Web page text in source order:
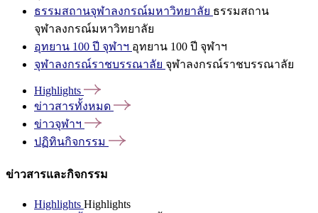
ธรรมสถานจุฬาลงกรณ์มหาวิทยาลัย ธรรมสถาน
จุฬาลงกรณ์มหาวิทยาลัย
อุทยาน 100 ปี จุฬาฯ อุทยาน 100 ปี จุฬาฯ
จุฬาลงกรณ์ราชบรรณาลัย จุฬาลงกรณ์ราชบรรณาลัย
Highlights
ข่าวสารทั้งหมด
ข่าวจุฬาฯ
ปฏิทินกิจกรรม
ข่าวสารและกิจกรรม
Highlights Highlights